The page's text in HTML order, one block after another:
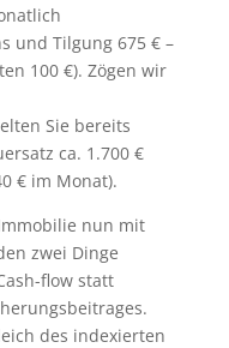
und Tilgung 675 € –
100 €). Zögen wir
Sie bereits
ca. 1.700 €
€ im Monat).
nun mit
zwei Dinge
flow statt
des indexierten